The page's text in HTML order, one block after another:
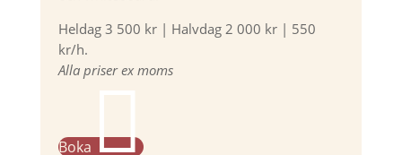
Heldag 3 500 kr | Halvdag 2 000 kr | 550
kr/h.
Alla priser ex moms
Boka